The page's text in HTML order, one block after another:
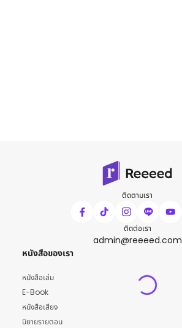
ติดตามเรา
ติดต่อเรา
admin@reeeed.com
หนังสือของเรา
หนังสือเล่ม
E-Book
หนังสือเสียง
นิยายรายตอน